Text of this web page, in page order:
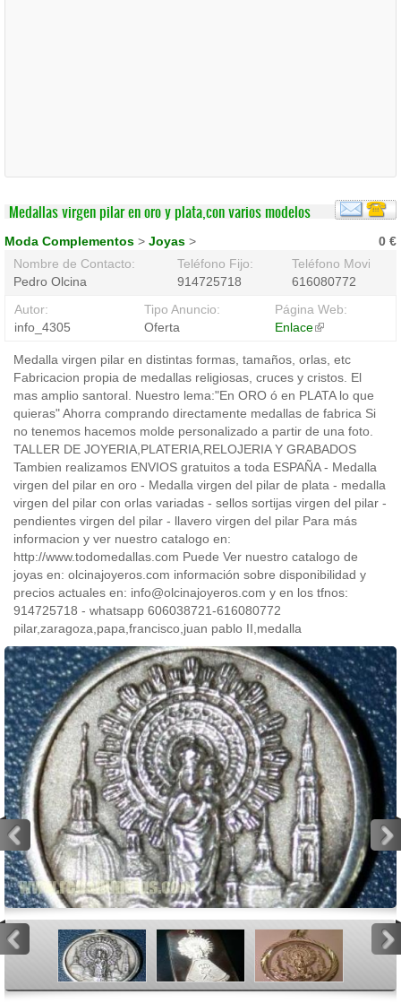
Medallas virgen pilar en oro y plata,con varios modelos
0 €
Moda Complementos > Joyas >
Nombre de Contacto:
Pedro Olcina
Teléfono Fijo:
914725718
Teléfono Movil:
616080772
Autor:
info_4305
Tipo Anuncio:
Oferta
Página Web:
Enlace(link
external)
Medalla virgen pilar en distintas formas, tamaños, orlas, etc
Fabricacion propia de medallas religiosas, cruces y cristos. El
mas amplio santoral. Nuestro lema:"En ORO ó en PLATA lo que
quieras" Ahorra comprando directamente medallas de fabrica Si
no tenemos hacemos molde personalizado a partir de una foto.
TALLER DE JOYERIA,PLATERIA,RELOJERIA Y GRABADOS
Tambien realizamos ENVIOS gratuitos a toda ESPAÑA - Medalla
virgen del pilar en oro - Medalla virgen del pilar de plata - medalla
virgen del pilar con orlas variadas - sellos sortijas virgen del pilar -
pendientes virgen del pilar - llavero virgen del pilar Para más
informacion y ver nuestro catalogo en:
http://www.todomedallas.com Puede Ver nuestro catalogo de
joyas en: olcinajoyeros.com información sobre disponibilidad y
precios actuales en: info@olcinajoyeros.com y en los tfnos:
914725718 - whatsapp 606038721-616080772
pilar,zaragoza,papa,francisco,juan pablo II,medalla
< >